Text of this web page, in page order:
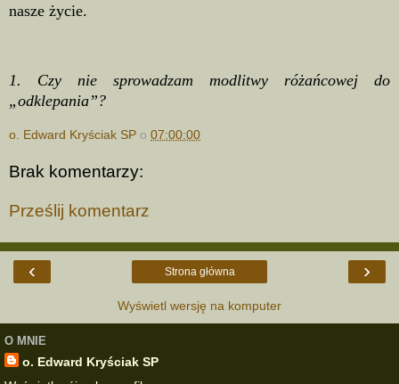
nasze życie.
1. Czy nie sprowadzam modlitwy różańcowej do
„odklepania”?
o. Edward Kryściak SP o 07:00:00
Brak komentarzy:
Prześlij komentarz
‹ ›
Strona główna
Wyświetl wersję na komputer
O MNIE
o. Edward Kryściak SP